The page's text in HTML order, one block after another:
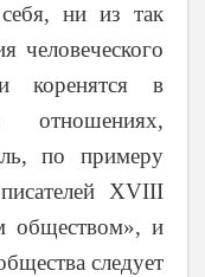
ни из так
человеческого
коренятся в
отношениях,
по примеру
XVIII
обществом», и
следует